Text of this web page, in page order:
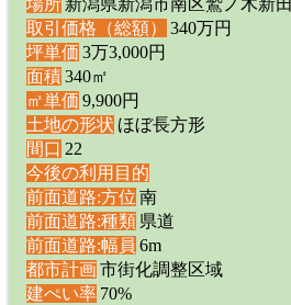
場所 新潟県新潟市南区鷲ノ木新田
取引価格（総額）
340万円
坪単価 3万3,000円
面積340㎡
㎡単価 9,900円
土地の形状 ほぼ長方形
間口 22
今後の利用目的
前面道路:方位 南
前面道路:種類 県道
前面道路:幅員 6m
都市計画 市街化調整区域
建ぺい率 70%